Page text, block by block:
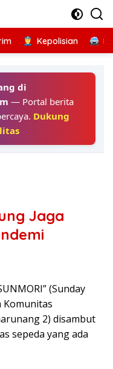
Kepolisian
di
— Portal berita
Dukung
Jaga
(Sunday
Komunitas
2) disambut
sepeda yang ada